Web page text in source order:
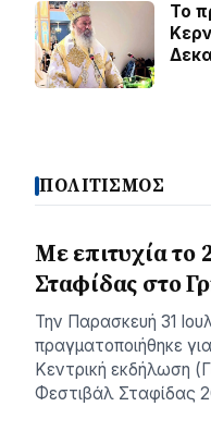
Το
ΠΟΛΙΤΙΣΜΟΣ
Με επιτυχία το
Σταφίδας στο
Την Παρασκευή 31
πραγματοποιήθηκε
Κεντρική εκδήλωση
Φεστιβάλ Σταφίδας